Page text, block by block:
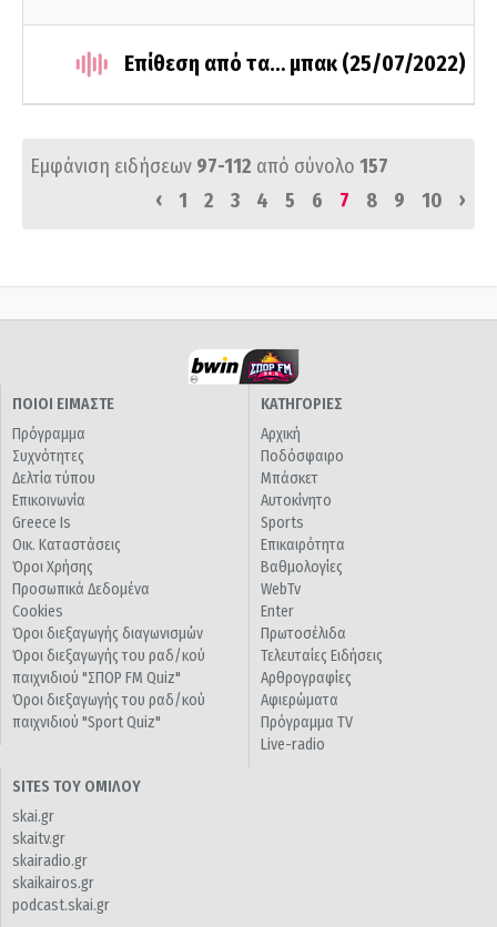
Επίθεση από τα… μπακ (25/07/2022)
Εμφάνιση ειδήσεων 97-112 από σύνολο 157
‹
1 2 3 4 5 6 7 8 9 10 ›
ΠΟΙΟΙ ΕΙΜΑΣΤΕ
Πρόγραμμα
Συχνότητες
Δελτία τύπου
Επικοινωνία
Greece Is
Οικ. Καταστάσεις
Όροι Χρήσης
Προσωπικά Δεδομένα
Cookies
Όροι διεξαγωγής διαγωνισμών
Όροι διεξαγωγής του ραδ/κού
παιχνιδιού "ΣΠΟΡ FM Quiz"
Όροι διεξαγωγής του ραδ/κού
παιχνιδιού "Sport Quiz"
ΚΑΤΗΓΟΡΙΕΣ
Αρχική
Ποδόσφαιρο
Μπάσκετ
Αυτοκίνητο
Sports
Επικαιρότητα
Βαθμολογίες
WebTv
Enter
Πρωτοσέλιδα
Τελευταίες Ειδήσεις
Αρθρογραφίες
Αφιερώματα
Πρόγραμμα TV
Live-radio
SITES ΤΟΥ ΟΜΙΛΟΥ
skai.gr
skaitv.gr
skairadio.gr
skaikairos.gr
podcast.skai.gr